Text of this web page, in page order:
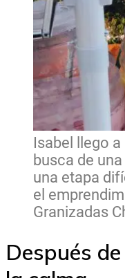
Isabel llego
busca de
una etapa
el
Granizadas
Después